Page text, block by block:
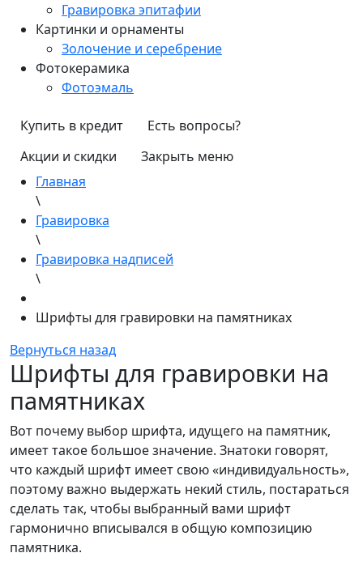
Гравировка эпитафии
Картинки и орнаменты
Золочение и серебрение
Фотокерамика
Фотоэмаль
Купить в кредит
Есть вопросы?
Акции и скидки
Закрыть меню
Главная
\
Гравировка
\
Гравировка надписей
\
Шрифты для гравировки на памятниках
Вернуться назад
Шрифты для гравировки на
памятниках
Вот почему выбор шрифта, идущего на памятник,
имеет такое большое значение. Знатоки говорят,
что каждый шрифт имеет свою «индивидуальность»,
поэтому важно выдержать некий стиль, постараться
сделать так, чтобы выбранный вами шрифт
гармонично вписывался в общую композицию
памятника.